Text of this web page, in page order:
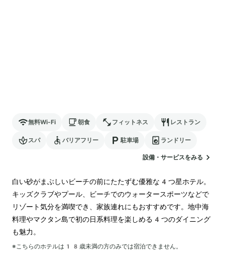
無料Wi-Fi 朝食 フィットネス レストラン
スパ バリアフリー 駐車場 ランドリー
設備・サービスをみる
白い砂がまぶしいビーチの前にたたずむ優雅な4つ星ホテル。
キッズクラブやプール、ビーチでのウォータースポーツなどで
リゾート気分を満喫でき、家族連れにもおすすめです。地中海
料理やマクタン島で初の日系料理を楽しめる4つのダイニング
も魅力。
※こちらのホテルは 18 歳未満の方のみでは宿泊できません。